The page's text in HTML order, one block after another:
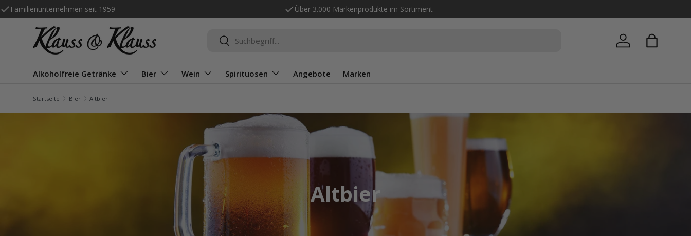
Direkt zum Inhalt
Familienunternehmen seit 1959 Über 3.000 Markenprodukte im Sortiment
Suchen
Suchen Einloggen
Alkoholfreie Getränke Bier Wein Spirituosen Angebote Marken
Startseite Bier Altbier
Altbier